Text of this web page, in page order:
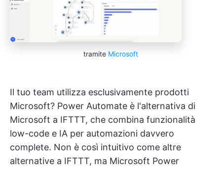
tramite Microsoft
Il tuo team utilizza esclusivamente prodotti
Microsoft? Power Automate è l'alternativa di
Microsoft a IFTTT, che combina funzionalità
low-code e IA per automazioni davvero
complete. Non è così intuitivo come altre
alternative a IFTTT, ma Microsoft Power